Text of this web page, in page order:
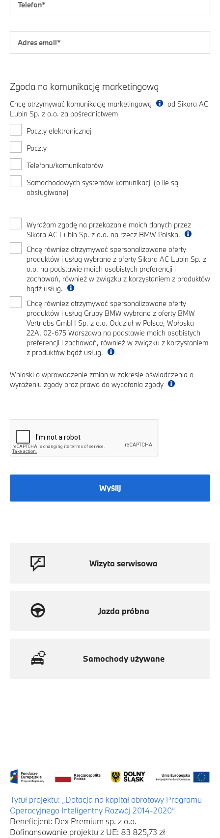
Zgoda na komunikację marketingową
Chcę otrzymywać komunikację marketingową
od Sikora AC
Lubin Sp. z o.o. za pośrednictwem
Poczty elektronicznej
Poczty
Telefonu/komunikatorów
Samochodowych systemów komunikacji (o ile są
obsługiwane)
Wyrażam zgodę na przekazanie moich danych przez
Sikora AC Lubin Sp. z o.o. na rzecz BMW Polska.
Chcę również otrzymywać spersonalizowane oferty
produktów i usług wybrane z oferty Sikora AC Lubin Sp. z
o.o. na podstawie moich osobistych preferencji i
zachowań, również w związku z korzystaniem z produktów
bądź usług.
Chcę również otrzymywać spersonalizowane oferty
produktów i usług Grupy BMW wybrane z oferty BMW
Vertriebs GmbH Sp. z o.o. Oddział w Polsce, Wołoska
22A, 02-675 Warszawa na podstawie moich osobistych
preferencji i zachowań, również w związku z korzystaniem
z produktów bądź usług.
Wnioski o wprowadzenie zmian w zakresie oświadczenia o
wyrażeniu zgody oraz prawo do wycofania zgody
Wyślij
Wizyta serwisowa
Jazda próbna
Samochody używane
Tytuł projektu: „Dotacja na kapitał obrotowy Programu
Operacyjnego Inteligentny Rozwój 2014-2020”
Beneficjent: Dex Premium sp. z o.o.
Dofinansowanie projektu z UE: 83 825,73 zł